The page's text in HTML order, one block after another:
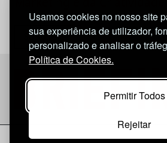
Usamos cookies no nosso site
sua experiência de utilizador,
personalizado e analisar o
Política de Cookies.
Permitir Todos
Rejeitar